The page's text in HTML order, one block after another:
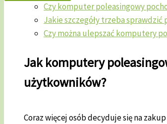
Czy komputer poleasingowy
Jakie szczegóły trzeba
Czy można ulepszać komputery
Jak komputery
użytkowników?
Coraz więcej osób decyduje się na zakup